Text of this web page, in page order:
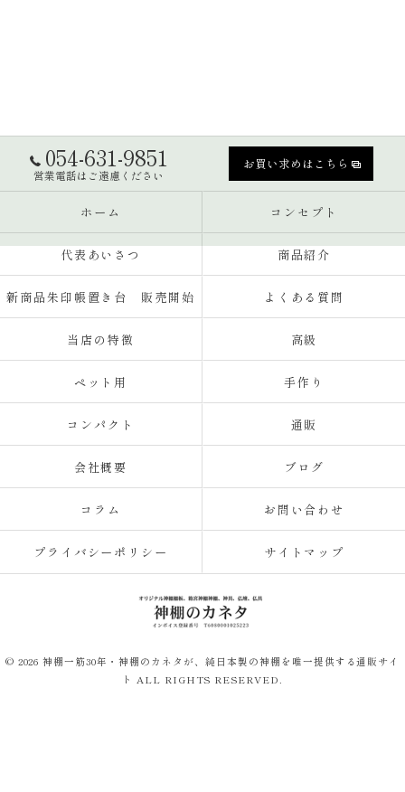
054-631-9851
営業電話はご遠慮ください
お買い求めはこちら
ホーム コンセプト
代表あいさつ 商品紹介
新商品朱印帳置き台 販売開始 よくある質問
当店の特徴 高級
ペット用 手作り
コンパクト 通販
会社概要 ブログ
コラム お問い合わせ
プライバシーポリシー サイトマップ
© 2026 神棚一筋30年・神棚のカネタが、純日本製の神棚を唯一提供する通販サイ
ト ALL RIGHTS RESERVED.